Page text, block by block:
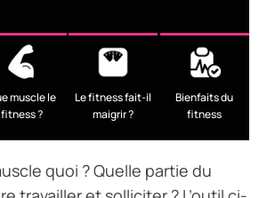
muscle le
fitness ?
Le fitness fait-il
maigrir ?
Bienfaits du
fitness
quoi ? Quelle partie du